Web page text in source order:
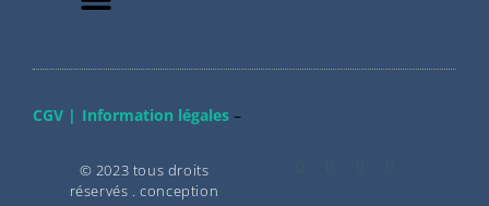
CGV | Information légales–
© 2023 tous droits
réservés . conception